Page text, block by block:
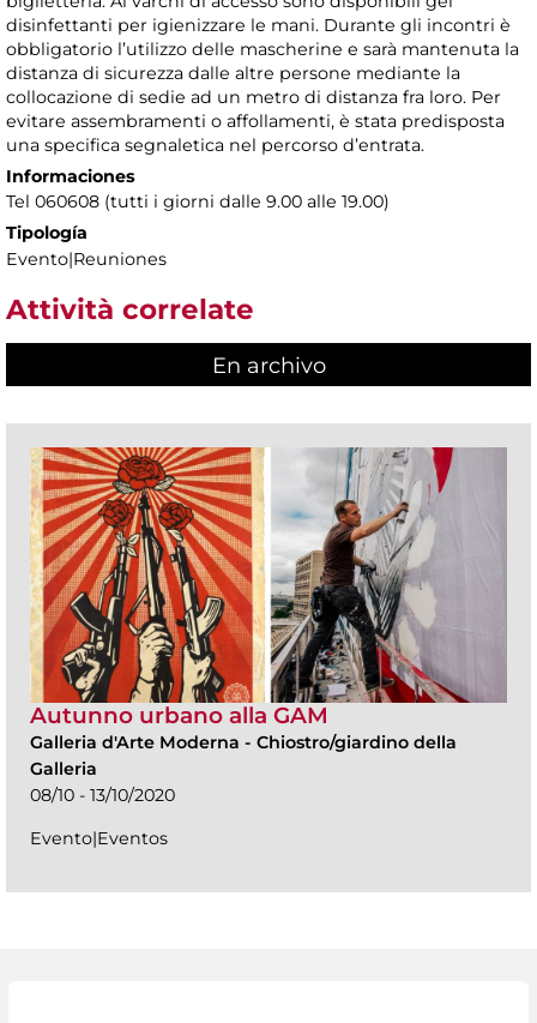
disinfettanti per igienizzare le mani. Durante gli incontri è
obbligatorio l’utilizzo delle mascherine e sarà mantenuta la
distanza di sicurezza dalle altre persone mediante la
collocazione di sedie ad un metro di distanza fra loro. Per
evitare assembramenti o affollamenti, è stata predisposta
una specifica segnaletica nel percorso d’entrata.
Informaciones
Tel 060608 (tutti i giorni dalle 9.00 alle 19.00)
Tipología
Evento|Reuniones
Attività correlate
En archivo
Autunno urbano alla GAM
Galleria d'Arte Moderna - Chiostro/giardino della
Galleria
08/10 - 13/10/2020
Evento|Eventos